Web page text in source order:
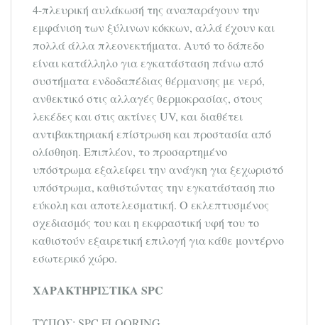
4-πλευρική αυλάκωσή της αναπαράγουν την
εμφάνιση των ξύλινων κόκκων, αλλά έχουν και
πολλά άλλα πλεονεκτήματα. Αυτό το δάπεδο
είναι κατάλληλο για εγκατάσταση πάνω από
συστήματα ενδοδαπέδιας θέρμανσης με νερό,
ανθεκτικό στις αλλαγές θερμοκρασίας, στους
λεκέδες και στις ακτίνες UV, και διαθέτει
αντιβακτηριακή επίστρωση και προστασία από
ολίσθηση. Επιπλέον, το προσαρτημένο
υπόστρωμα εξαλείφει την ανάγκη για ξεχωριστό
υπόστρωμα, καθιστώντας την εγκατάσταση πιο
εύκολη και αποτελεσματική. Ο εκλεπτυσμένος
σχεδιασμός του και η εκφραστική υφή του το
καθιστούν εξαιρετική επιλογή για κάθε μοντέρνο
εσωτερικό χώρο.
ΧΑΡΑΚΤΗΡΙΣΤΙΚΑ SPC